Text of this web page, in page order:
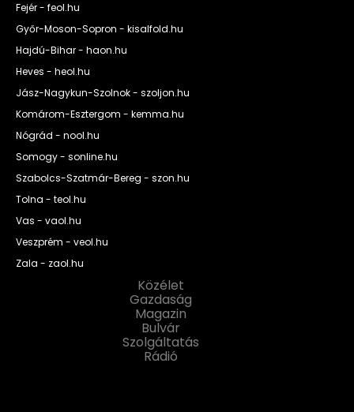
Fejér - feol.hu
Győr-Moson-Sopron - kisalfold.hu
Hajdú-Bihar - haon.hu
Heves - heol.hu
Jász-Nagykun-Szolnok - szoljon.hu
Komárom-Esztergom - kemma.hu
Nógrád - nool.hu
Somogy - sonline.hu
Szabolcs-Szatmár-Bereg - szon.hu
Tolna - teol.hu
Vas - vaol.hu
Veszprém - veol.hu
Zala - zaol.hu
Közélet
Gazdaság
Magazin
Bulvár
Szolgáltatás
Rádió